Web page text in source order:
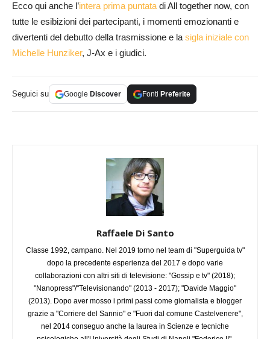
Ecco qui anche l’intera prima puntata di All together now, con
tutte le esibizioni dei partecipanti, i momenti emozionanti e
divertenti del debutto della trasmissione e la sigla iniziale con
Michelle Hunziker, J-Ax e i giudici.
Seguici su Google Discover Fonti Preferite
Raffaele Di Santo
Classe 1992, campano. Nel 2019 torno nel team di "Superguida tv"
dopo la precedente esperienza del 2017 e dopo varie
collaborazioni con altri siti di televisione: "Gossip e tv" (2018);
"Nanopress"/"Televisionando" (2013 - 2017); "Davide Maggio"
(2013). Dopo aver mosso i primi passi come giornalista e blogger
grazie a "Corriere del Sannio" e "Fuori dal comune Castelvenere",
nel 2014 conseguo anche la laurea in Scienze e tecniche